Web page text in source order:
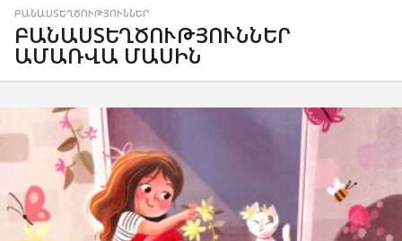
ԲԱՆԱՍՏԵՂԾՈՒԹՅՈՒՆՆԵՐ
ԲԱՆԱՍՏԵՂԾՈՒԹՅՈՒՆՆԵՐ
ԱՄԱՌՎԱ ՄԱՍԻՆ